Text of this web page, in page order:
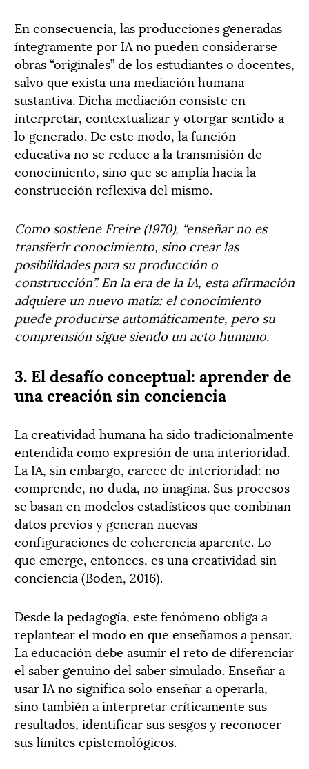
En consecuencia, las producciones generadas
íntegramente por IA no pueden considerarse
obras “originales” de los estudiantes o docentes,
salvo que exista una mediación humana
sustantiva. Dicha mediación consiste en
interpretar, contextualizar y otorgar sentido a
lo generado. De este modo, la función
educativa no se reduce a la transmisión de
conocimiento, sino que se amplía hacia la
construcción reflexiva del mismo.
Como sostiene Freire (1970), “enseñar no es
transferir conocimiento, sino crear las
posibilidades para su producción o
construcción”. En la era de la IA, esta afirmación
adquiere un nuevo matiz: el conocimiento
puede producirse automáticamente, pero su
comprensión sigue siendo un acto humano.
3. El desafío conceptual: aprender de
una creación sin conciencia
La creatividad humana ha sido tradicionalmente
entendida como expresión de una interioridad.
La IA, sin embargo, carece de interioridad: no
comprende, no duda, no imagina. Sus procesos
se basan en modelos estadísticos que combinan
datos previos y generan nuevas
configuraciones de coherencia aparente. Lo
que emerge, entonces, es una creatividad sin
conciencia (Boden, 2016).
Desde la pedagogía, este fenómeno obliga a
replantear el modo en que enseñamos a pensar.
La educación debe asumir el reto de diferenciar
el saber genuino del saber simulado. Enseñar a
usar IA no significa solo enseñar a operarla,
sino también a interpretar críticamente sus
resultados, identificar sus sesgos y reconocer
sus límites epistemológicos.